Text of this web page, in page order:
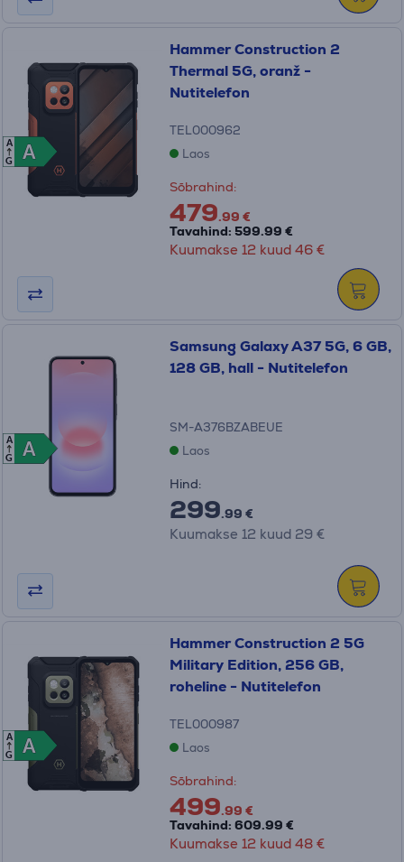
A
A
A
G
Hammer Construction 2
Thermal 5G, oranž -
Nutitelefon
TEL000962
Laos
Sõbrahind:
479.99 €
Tavahind: 599.99 €
Kuumakse 12 kuud 46 €
A
A
A
G
Samsung Galaxy A37 5G, 6 GB,
128 GB, hall - Nutitelefon
SM-A376BZABEUE
Laos
Hind:
299.99 €
Kuumakse 12 kuud 29 €
A
A
A
G
Hammer Construction 2 5G
Military Edition, 256 GB,
roheline - Nutitelefon
TEL000987
Laos
Sõbrahind:
499.99 €
Tavahind: 609.99 €
Kuumakse 12 kuud 48 €